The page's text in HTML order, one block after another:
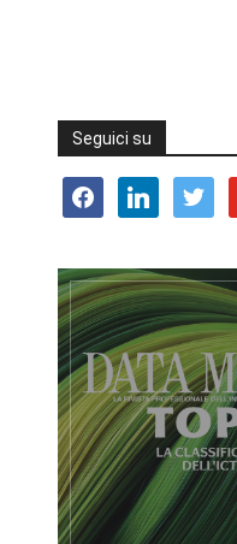
Seguici su
facebooklinkedin twitter